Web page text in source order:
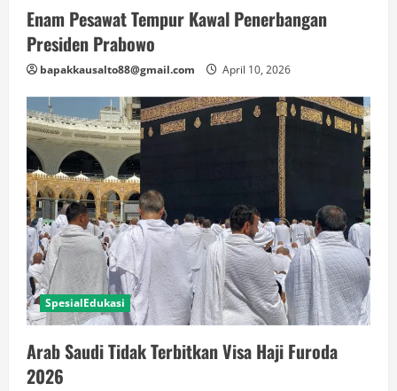
Enam Pesawat Tempur Kawal Penerbangan
Presiden Prabowo
bapakkausalto88@gmail.com April 10, 2026
SpesialEdukasi
Arab Saudi Tidak Terbitkan Visa Haji Furoda
2026